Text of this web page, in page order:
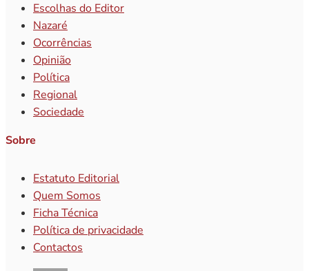
Escolhas do Editor
Nazaré
Ocorrências
Opinião
Política
Regional
Sociedade
Sobre
Estatuto Editorial
Quem Somos
Ficha Técnica
Política de privacidade
Contactos